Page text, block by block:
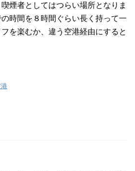
煙者としてはつらい場所となりま
時間を８時間ぐらい長く持って一
を楽むか、違う空港経由にすると
港